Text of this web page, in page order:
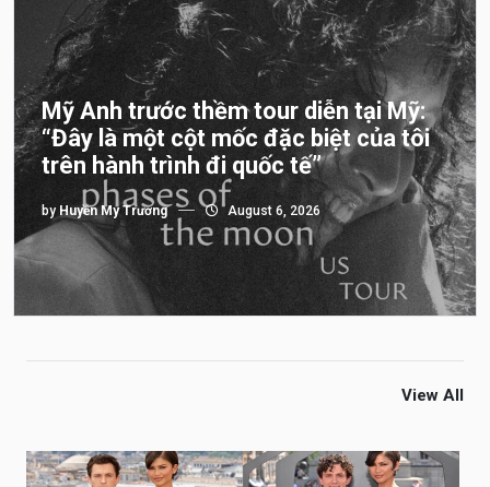
Mỹ Anh trước thềm tour diễn tại Mỹ:
“Đây là một cột mốc đặc biệt của tôi
trên hành trình đi quốc tế”
by Huyền My Trương August 6, 2026
View All